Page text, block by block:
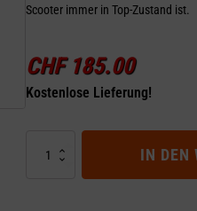
Scooter immer in Top-Zustand ist.
CHF185.00
Kostenlose Lieferung!
IN DEN